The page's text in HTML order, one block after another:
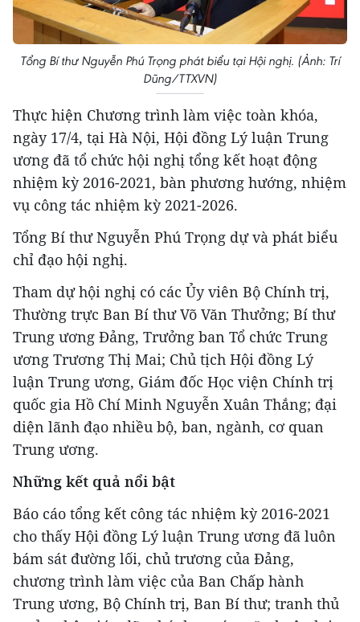
Tổng Bí thư Nguyễn Phú Trọng phát biểu tại Hội nghị. (Ảnh: Trí
Dũng/TTXVN)
Thực hiện Chương trình làm việc toàn khóa,
ngày 17/4, tại Hà Nội, Hội đồng Lý luận Trung
ương đã tổ chức hội nghị tổng kết hoạt động
nhiệm kỳ 2016-2021, bàn phương hướng, nhiệm
vụ công tác nhiệm kỳ 2021-2026.
Tổng Bí thư Nguyễn Phú Trọng dự và phát biểu
chỉ đạo hội nghị.
Tham dự hội nghị có các Ủy viên Bộ Chính trị,
Thường trực Ban Bí thư Võ Văn Thưởng; Bí thư
Trung ương Đảng, Trưởng ban Tổ chức Trung
ương Trương Thị Mai; Chủ tịch Hội đồng Lý
luận Trung ương, Giám đốc Học viện Chính trị
quốc gia Hồ Chí Minh Nguyễn Xuân Thắng; đại
diện lãnh đạo nhiều bộ, ban, ngành, cơ quan
Trung ương.
Những kết quả nổi bật
Báo cáo tổng kết công tác nhiệm kỳ 2016-2021
cho thấy Hội đồng Lý luận Trung ương đã luôn
bám sát đường lối, chủ trương của Đảng,
chương trình làm việc của Ban Chấp hành
Trung ương, Bộ Chính trị, Ban Bí thư; tranh thủ